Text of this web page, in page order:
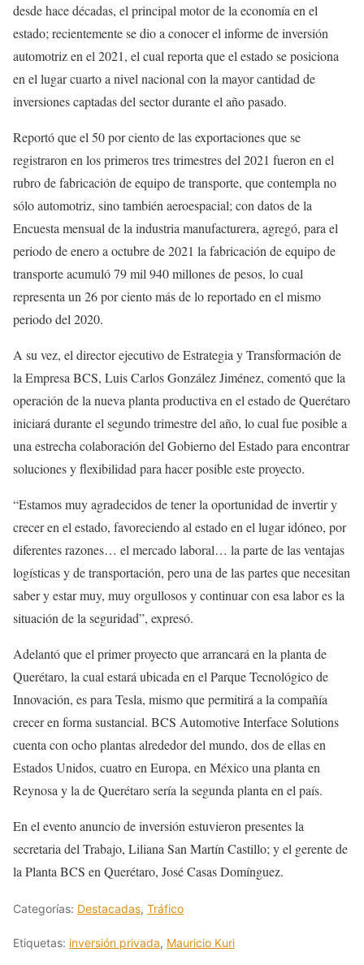
desde hace décadas, el principal motor de la economía en el
estado; recientemente se dio a conocer el informe de inversión
automotriz en el 2021, el cual reporta que el estado se posiciona
en el lugar cuarto a nivel nacional con la mayor cantidad de
inversiones captadas del sector durante el año pasado.
Reportó que el 50 por ciento de las exportaciones que se
registraron en los primeros tres trimestres del 2021 fueron en el
rubro de fabricación de equipo de transporte, que contempla no
sólo automotriz, sino también aeroespacial; con datos de la
Encuesta mensual de la industria manufacturera, agregó, para el
periodo de enero a octubre de 2021 la fabricación de equipo de
transporte acumuló 79 mil 940 millones de pesos, lo cual
representa un 26 por ciento más de lo reportado en el mismo
periodo del 2020.
A su vez, el director ejecutivo de Estrategia y Transformación de
la Empresa BCS, Luis Carlos González Jiménez, comentó que la
operación de la nueva planta productiva en el estado de Querétaro
iniciará durante el segundo trimestre del año, lo cual fue posible a
una estrecha colaboración del Gobierno del Estado para encontrar
soluciones y flexibilidad para hacer posible este proyecto.
“Estamos muy agradecidos de tener la oportunidad de invertir y
crecer en el estado, favoreciendo al estado en el lugar idóneo, por
diferentes razones… el mercado laboral… la parte de las ventajas
logísticas y de transportación, pero una de las partes que necesitan
saber y estar muy, muy orgullosos y continuar con esa labor es la
situación de la seguridad”, expresó.
Adelantó que el primer proyecto que arrancará en la planta de
Querétaro, la cual estará ubicada en el Parque Tecnológico de
Innovación, es para Tesla, mismo que permitirá a la compañía
crecer en forma sustancial. BCS Automotive Interface Solutions
cuenta con ocho plantas alrededor del mundo, dos de ellas en
Estados Unidos, cuatro en Europa, en México una planta en
Reynosa y la de Querétaro sería la segunda planta en el país.
En el evento anuncio de inversión estuvieron presentes la
secretaria del Trabajo, Liliana San Martín Castillo; y el gerente de
la Planta BCS en Querétaro, José Casas Domínguez.
Categorías: Destacadas, Tráfico
Etiquetas: inversión privada, Mauricio Kuri